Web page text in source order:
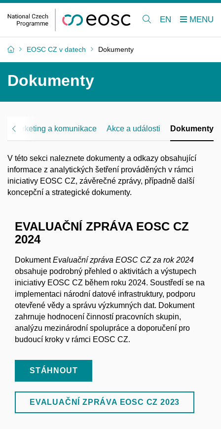
EN
EOSC CZ v datech Dokumenty
Dokumenty
Marketing a komunikace Akce a události Dokumenty
V této sekci naleznete dokumenty a odkazy obsahující
informace z analytických šetření prováděných v rámci
iniciativy EOSC CZ, závěrečné zprávy, případně další
koncepční a strategické dokumenty.
EVALUAČNÍ ZPRÁVA EOSC CZ
2024
DokumentEvaluační zpráva EOSC CZ za rok 2024
obsahuje podrobný přehled o aktivitách a výstupech
iniciativy EOSC CZ během roku 2024. Soustředí se na
implementaci národní datové infrastruktury, podporu
otevřené vědy a správu výzkumných dat. Dokument
zahrnuje hodnocení činností pracovních skupin,
analýzu mezinárodní spolupráce a doporučení pro
budoucí kroky v rámci EOSC CZ.
STÁHNOUT
EVALUAČNÍ ZPRÁVA EOSC CZ 2023